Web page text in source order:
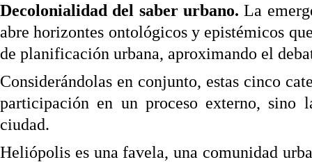
Decolonialidad del saber urbano. La
abre horizontes ontológicos y epistémicos
de planificación urbana, aproximando el
Considerándolas en conjunto, estas cinco
participación en un proceso externo,
ciudad.
Heliópolis es una favela, una comunidad